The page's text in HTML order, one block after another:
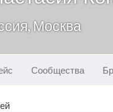
Москва
Сообщества